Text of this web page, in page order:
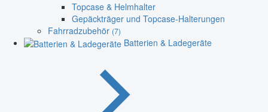
Topcase & Helmhalter
Gepäckträger und Topcase-Halterungen
Fahrradzubehör (7)
Batterien & Ladegeräte